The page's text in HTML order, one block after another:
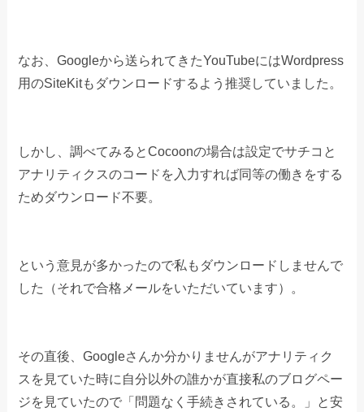
なお、Googleから送られてきたYouTubeにはWordpress
用のSiteKitもダウンロードするよう推奨していました。
しかし、調べてみるとCocoonの場合は設定でサチコと
アナリティクスのコードを入力すれば同等の働きをする
ためダウンロード不要。
という意見が多かったので私もダウンロードしませんで
した（それで合格メールをいただいています）。
その直後、Googleさんか分かりませんがアナリティク
スを見ていた時に自分以外の誰かが直接私のブログペー
ジを見ていたので「問題なく手続きされている。」と安